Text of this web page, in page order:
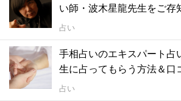
い師・波木星龍先生をご存
占い
手相占いのエキスパート占
生に占ってもらう方法＆口
占い